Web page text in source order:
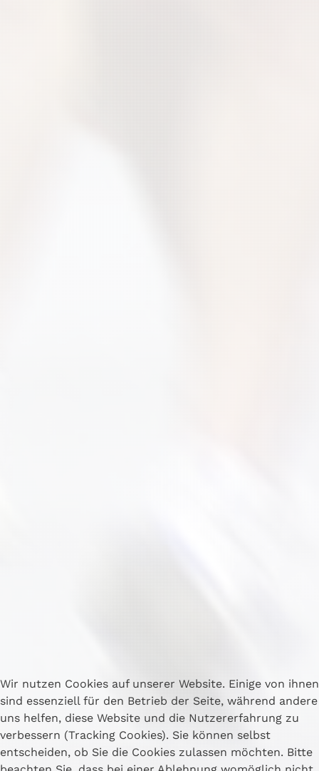
Wir nutzen Cookies auf unserer Website. Einige von ihnen
sind essenziell für den Betrieb der Seite, während andere
uns helfen, diese Website und die Nutzererfahrung zu
verbessern (Tracking Cookies). Sie können selbst
entscheiden, ob Sie die Cookies zulassen möchten. Bitte